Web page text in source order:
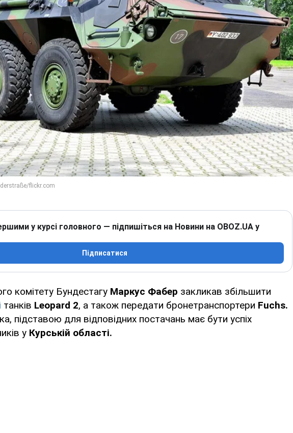
у курсі головного — підпишіться на Новини на OBOZ.UA у
Підписатися
комітету Бундестагу Маркус Фабер закликав збільшити
танків Leopard 2, а також передати бронетранспортери Fuchs.
підставою для відповідних постачань має бути успіх
у Курській області.